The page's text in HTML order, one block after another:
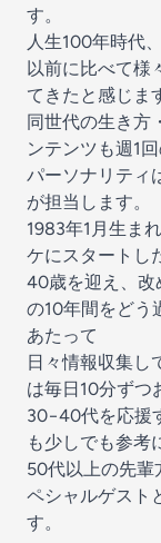
す。
人生100年時代
以前に比べて様
てきたと感じま
同世代の生き方
ンテンツも週1
パーソナリティ
が担当します。
1983年1月生ま
ケにスタートし
40歳を迎え、
の10年間をどう
あたって
日々情報収集し
は毎日10分ずつ
30−40代を応援
も少しでも参考
50代以上の先輩
ペシャルゲスト
す。